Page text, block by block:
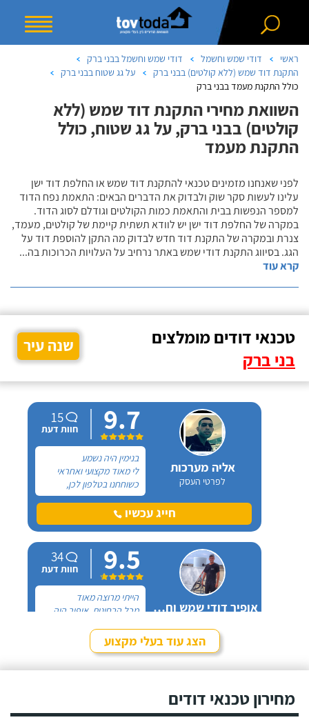
ראשי דודי שמש וחשמל
דודי שמש וחשמל בבני ברק
התקנת דוד שמש (ללא קולטים) בבני ברק
על גג שטוח בבני ברק
כולל התקנת מעמד בבני ברק
השוואת מחירי התקנת דוד שמש (ללא
קולטים) בבני ברק, על גג שטוח, כולל
התקנת מעמד
לפני שאנחנו מזמינים טכנאי להתקנת דוד שמש או החלפת דוד ישן
עלינו לעשות סקר שוק ולבדוק את הדברים הבאים: התאמת נפח הדוד
למספר הנפשות בבית והתאמת כמות הקולטים וגודלם לסוג הדוד.
במקרה של החלפת דוד ישן יש לוודא תשתית קיימת של קולטים, מעמד,
צנרת ובמקרה של התקנת דוד חדש לבדוק מה התקן להוספת דוד על
הגג. בסיווג התקנת דודי שמש באתר נרחיב על העלויות הכרוכות בה...
קרא עוד
טכנאי דודים מומלצים
בני ברק
שנה עיר
אליה מערכות
לפרטי העסק
9.7
15
חוות דעת
בנימין היה נשמע
לי מאוד מקצועי ואחראי
כשוחחנו בטלפון לכן,
הזמנתי אותו להחלפת דוד
שמש וקולטים בבניין בו אני
גרה והוא אכן נתן שירות
עבודה נקייה ומסודרת.
חייג עכשיו
אופיר דודי שמש וחשמל
9.5
34
חוות דעת
הייתי מרוצה מאוד
מכל הבחינות, אופיר היה
לראות את המיקום של
ההתקנה, המחיר היה הוגן
היה לארג' והשאיר נקי
חייג עכשיו
הצג עוד בעלי מקצוע
מחירון טכנאי דודים